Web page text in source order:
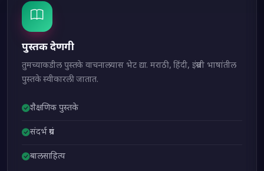
पुस्तक देणगी
तुमच्याकडील पुस्तके वाचनालयास भेट द्या. मराठी, हिंदी, इंग्रजी भाषांतील
पुस्तके स्वीकारली जातात.
शैक्षणिक पुस्तके
संदर्भ ग्रंथ
बालसाहित्य